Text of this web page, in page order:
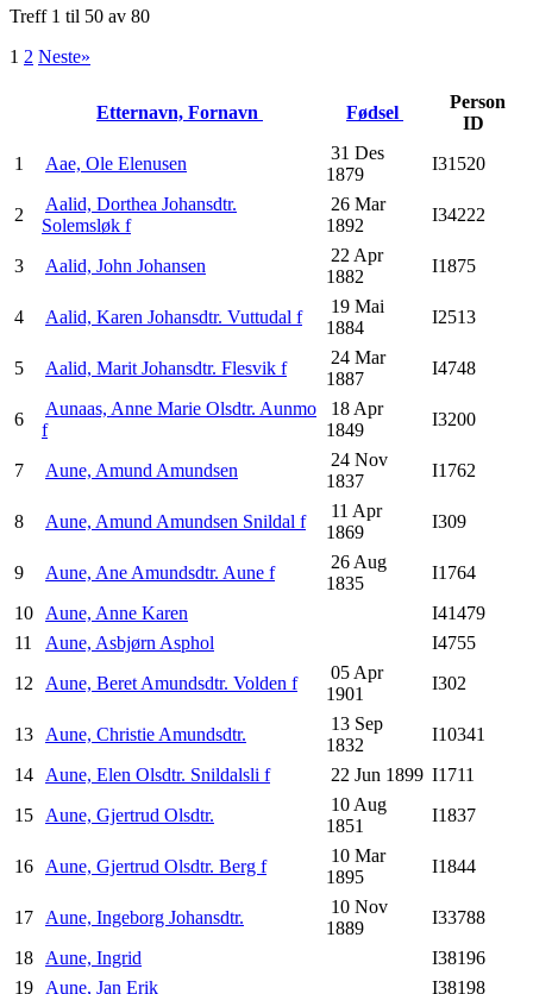
Treff 1 til 50 av 80
1 2 Neste»
Etternavn, Fornavn Fødsel
Person
ID
1
Aae, Ole Elenusen
31 Des
1879
I31520
2
Aalid, Dorthea Johansdtr.
Solemsløk f
26 Mar
1892
I34222
3 Aalid, John Johansen
22 Apr
1882
I1875
4 Aalid, Karen Johansdtr. Vuttudal f
19 Mai
1884
I2513
5 Aalid, Marit Johansdtr. Flesvik f
24 Mar
1887
I4748
6
Aunaas, Anne Marie Olsdtr. Aunmo
f
18 Apr
1849
I3200
7 Aune, Amund Amundsen
24 Nov
1837
I1762
8 Aune, Amund Amundsen Snildal f
11 Apr
1869
I309
9 Aune, Ane Amundsdtr. Aune f
26 Aug
1835
I1764
10 Aune, Anne Karen
I41479
11
Aune, Asbjørn Asphol
I4755
12 Aune, Beret Amundsdtr. Volden f
05 Apr
1901
I302
13 Aune, Christie Amundsdtr.
13 Sep
1832
I10341
14 Aune, Elen Olsdtr. Snildalsli f 22 Jun 1899 I1711
15 Aune, Gjertrud Olsdtr.
10 Aug
1851
I1837
16 Aune, Gjertrud Olsdtr. Berg f
10 Mar
1895
I1844
17 Aune, Ingeborg Johansdtr.
10 Nov
1889
I33788
18 Aune, Ingrid
I38196
19 Aune, Jan Erik I38198